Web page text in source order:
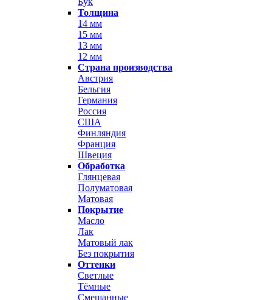
Толщина
14 мм
15 мм
13 мм
12 мм
Страна производства
Австрия
Бельгия
Германия
Россия
США
Финляндия
Франция
Швеция
Обработка
Глянцевая
Полуматовая
Матовая
Покрытие
Масло
Лак
Матовый лак
Без покрытия
Оттенки
Светлые
Тёмные
Смешанные